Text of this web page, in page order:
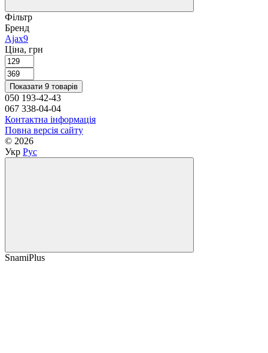
Фільтр
Бренд
Ajax9
Ціна, грн
Показати 9 товарів
050 193-42-43
067 338-04-04
Контактна інформація
Повна версія сайту
© 2026
Укр Рус
SnamiPlus